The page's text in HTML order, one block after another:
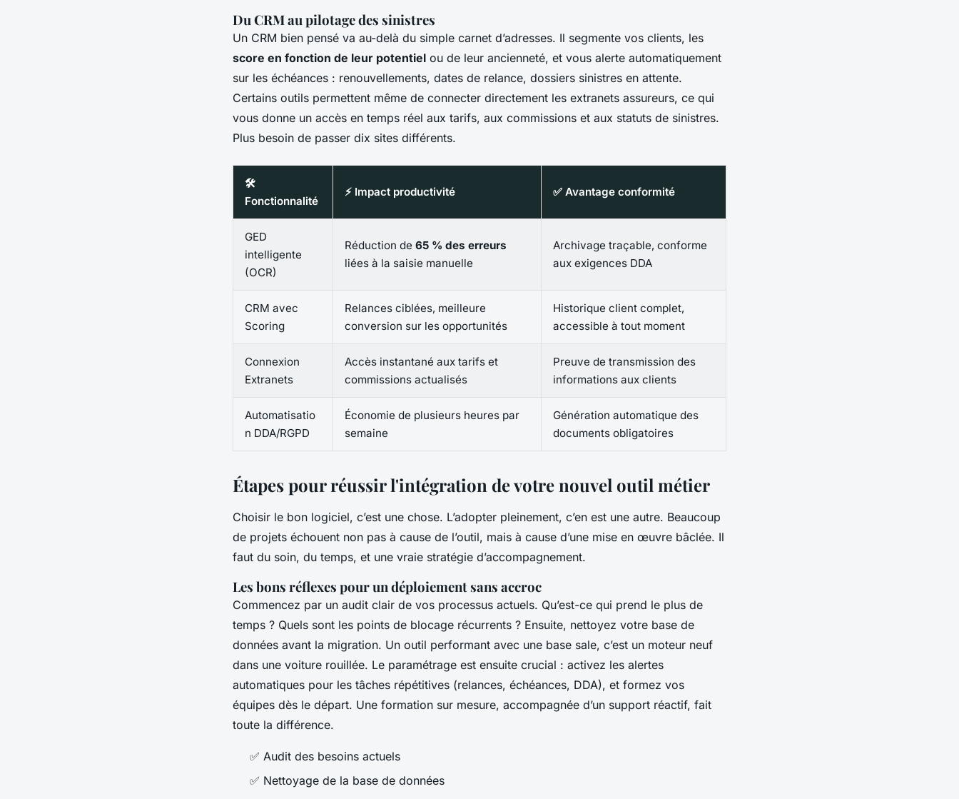
Du CRM au pilotage des sinistres
Un CRM bien pensé va au-delà du simple carnet d’adresses. Il segmente vos clients, les
score en fonction de leur potentiel ou de leur ancienneté, et vous alerte automatiquement
sur les échéances : renouvellements, dates de relance, dossiers sinistres en attente.
Certains outils permettent même de connecter directement les extranets assureurs, ce qui
vous donne un accès en temps réel aux tarifs, aux commissions et aux statuts de sinistres.
Plus besoin de passer dix sites différents.
🛠️
Fonctionnalité
⚡ Impact productivité ✅ Avantage conformité
GED
intelligente
(OCR)
Réduction de 65 % des erreurs
liées à la saisie manuelle
Archivage traçable, conforme
aux exigences DDA
CRM avec
Scoring
Relances ciblées, meilleure
conversion sur les opportunités
Historique client complet,
accessible à tout moment
Connexion
Extranets
Accès instantané aux tarifs et
commissions actualisés
Preuve de transmission des
informations aux clients
Automatisatio
n DDA/RGPD
Économie de plusieurs heures par
semaine
Génération automatique des
documents obligatoires
Étapes pour réussir l'intégration de votre nouvel outil métier
Choisir le bon logiciel, c’est une chose. L’adopter pleinement, c’en est une autre. Beaucoup
de projets échouent non pas à cause de l’outil, mais à cause d’une mise en œuvre bâclée. Il
faut du soin, du temps, et une vraie stratégie d’accompagnement.
Les bons réflexes pour un déploiement sans accroc
Commencez par un audit clair de vos processus actuels. Qu’est-ce qui prend le plus de
temps ? Quels sont les points de blocage récurrents ? Ensuite, nettoyez votre base de
données avant la migration. Un outil performant avec une base sale, c’est un moteur neuf
dans une voiture rouillée. Le paramétrage est ensuite crucial : activez les alertes
automatiques pour les tâches répétitives (relances, échéances, DDA), et formez vos
équipes dès le départ. Une formation sur mesure, accompagnée d’un support réactif, fait
toute la différence.
✅ Audit des besoins actuels
✅ Nettoyage de la base de données